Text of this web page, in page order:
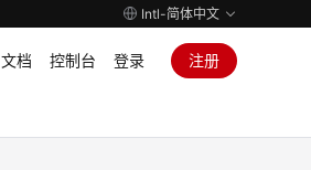
Intl-简体中文
文档 控制台 登录 注册